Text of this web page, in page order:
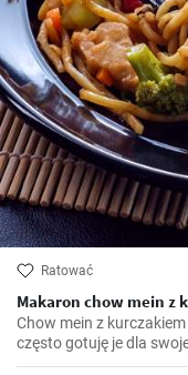
Ratować
Makaron chow mein z
Chow mein z
często gotuję je dla